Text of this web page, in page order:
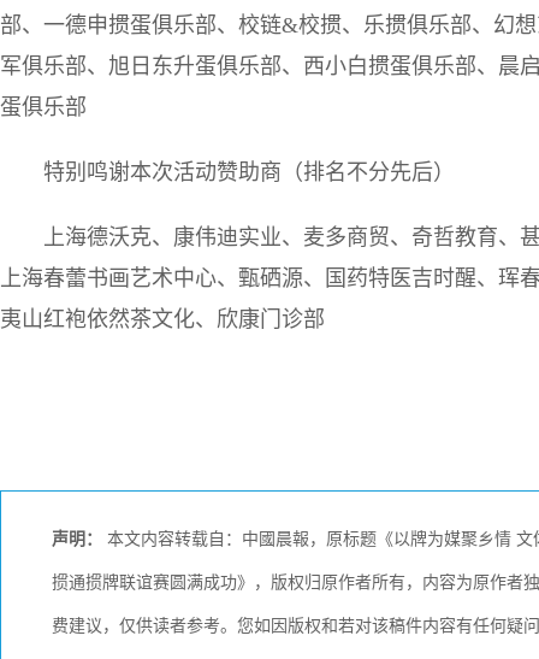
部、一德申掼蛋俱乐部、校链&校掼、乐掼俱乐部、幻
军俱乐部、旭日东升蛋俱乐部、西小白掼蛋俱乐部、晨
蛋俱乐部
特别鸣谢本次活动赞助商（排名不分先后）
上海德沃克、康伟迪实业、麦多商贸、奇哲教育、
上海春蕾书画艺术中心、甄硒源、国药特医吉时醒、珲
夷山红袍依然茶文化、欣康门诊部
声明： 本文内容转载自：中國晨報，原标题《以牌为媒聚乡情
掼通掼牌联谊赛圆满成功》，版权归原作者所有，内容为原作者
费建议，仅供读者参考。您如因版权和若对该稿件内容有任何疑